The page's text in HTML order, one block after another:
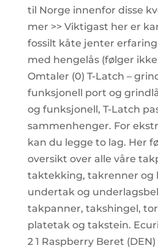
til Norge innenfor disse
mer >> Viktigast her er
fossilt kåte jenter
med hengelås (følger
Omtaler (0) T-Latch –
funksjonell port og
og funksjonell, T-Latch
sammenhenger. For
kan du legge to lag. Her
oversikt over alle våre
taktekking, takrenner og
undertak og
takpanner, takshingel,
platetak og takstein.
2 1 Raspberry Beret (DEN)